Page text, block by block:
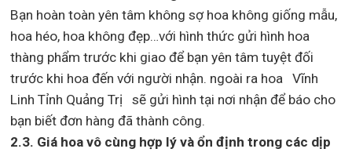
Bạn hoàn toàn yên tâm không sợ hoa không giống mẫu,
hoa héo, hoa không đẹp…với hình thức gửi hình hoa
thàng phẩm trước khi giao để bạn yên tâm tuyệt đối
trước khi hoa đến với người nhận. ngoài ra hoa Vĩnh
Linh Tỉnh Quảng Trị sẽ gửi hình tại nơi nhận để báo cho
bạn biết đơn hàng đã thành công.
2.3. Giá hoa vô cùng hợp lý và ổn định trong các dịp